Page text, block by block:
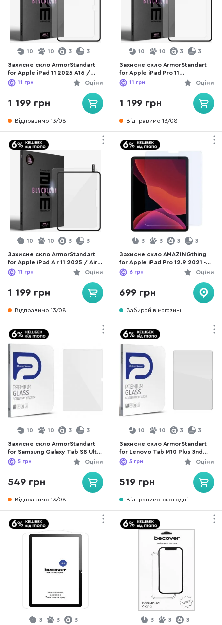
10 10 3 3
Захисне скло ArmorStandart
for Apple iPad 11 2025 A16 /
10.9 2024 / 2022 - Supreme
Black Icon (ARM78104)
Оціни
11 грн
1 199 грн
Відправимо 13/08
10 10 3 3
Захисне скло ArmorStandart
for Apple iPad Pro 11
2022/2021/2020 - Supreme
Black Icon (ARM78108)
Оціни
11 грн
1 199 грн
Відправимо 13/08
10 10 3 3
Захисне скло ArmorStandart
for Apple iPad Air 11 2025 / Air
11 2024 - Supreme Black Icon
(ARM78105)
Оціни
11 грн
1 199 грн
Відправимо 13/08
3 3 3 3
Захисне скло AMAZINGthing
for Apple iPad Pro 12.9 2021 -
Clear (IPAD12.92021GLA)
Оціни
6 грн
699 грн
Забирай в магазині
10 10 3 3
Захисне скло ArmorStandart
for Samsung Galaxy Tab S8 Ultra
- Glass.CR (ARM60714)
Оціни
5 грн
549 грн
Відправимо 13/08
10 10 3 3
Захисне скло ArmorStandart
for Lenovo Tab M10 Plus 3nd
Gen - Glass CR (ARM63467)Оціни
5 грн
519 грн
Відправимо сьогодні
3 3 3 3 3 3